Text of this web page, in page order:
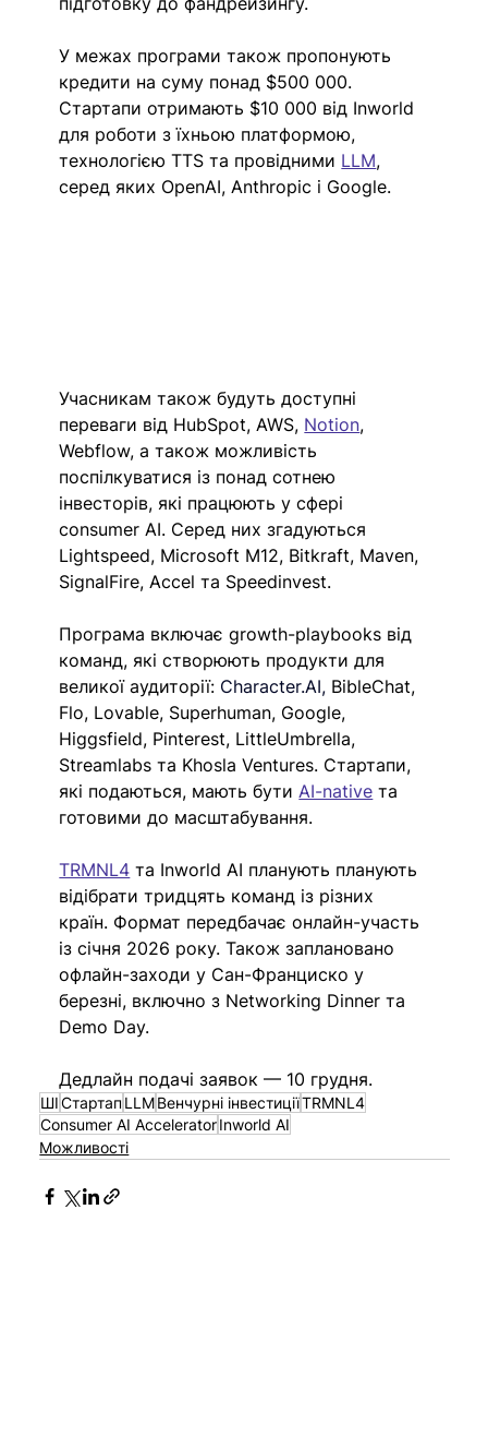
У межах програми також пропонують
кредити на суму понад $500 000.
Cтартапи отримають $10 000 від Inworld
для роботи з їхньою платформою,
технологією TTS та провідними LLM,
серед яких OpenAI, Anthropic і Google.
Учасникам також будуть доступні
переваги від HubSpot, AWS, Notion,
Webflow, а також можливість
поспілкуватися із понад сотнею
інвесторів, які працюють у сфері
consumer AI. Серед них згадуються
Lightspeed, Microsoft M12, Bitkraft, Maven,
SignalFire, Accel та Speedinvest.
Програма включає growth-playbooks від
команд, які створюють продукти для
великої аудиторії: Character.AI, BibleChat,
Flo, Lovable, Superhuman, Google,
Higgsfield, Pinterest, LittleUmbrella,
Streamlabs та Khosla Ventures. Стартапи,
які подаються, мають бути AI-native та
готовими до масштабування.
TRMNL4 та Inworld AI планують планують
відібрати тридцять команд із різних
країн. Формат передбачає онлайн-участь
із січня 2026 року. Також заплановано
офлайн-заходи у Сан-Франциско у
березні, включно з Networking Dinner та
Demo Day.
Дедлайн подачі заявок — 10 грудня.
ШІСтартап LLMВенчурні інвестиціїTRMNL4
Consumer AI AcceleratorInworld AI
Можливості